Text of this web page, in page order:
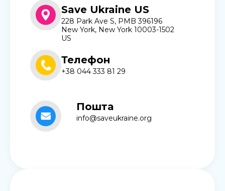
Save Ukraine US
228 Park Ave S, PMB 396196
New York, New York 10003-1502
US
Телефон
+38 044 333 81 29
Пошта
info@saveukraine.org